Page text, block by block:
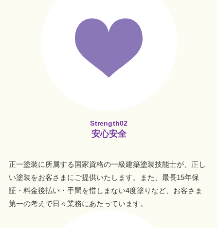
Strength02
安心安全
正一塗装に所属する国家資格の一級建築塗装技能士が、正し
い塗装をお客さまにご提供いたします。また、最長15年保
証・料金後払い・手間を惜しまない4度塗りなど、お客さま
第一の考えで日々業務にあたっています。